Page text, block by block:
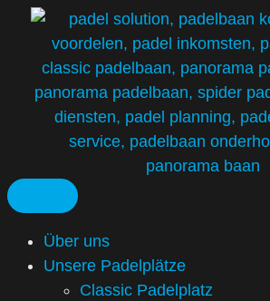
Über uns
Unsere Padelplätze
Classic Padelplatz